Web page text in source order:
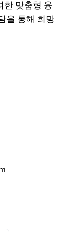
한 맞춤형 융
을 통해 희망